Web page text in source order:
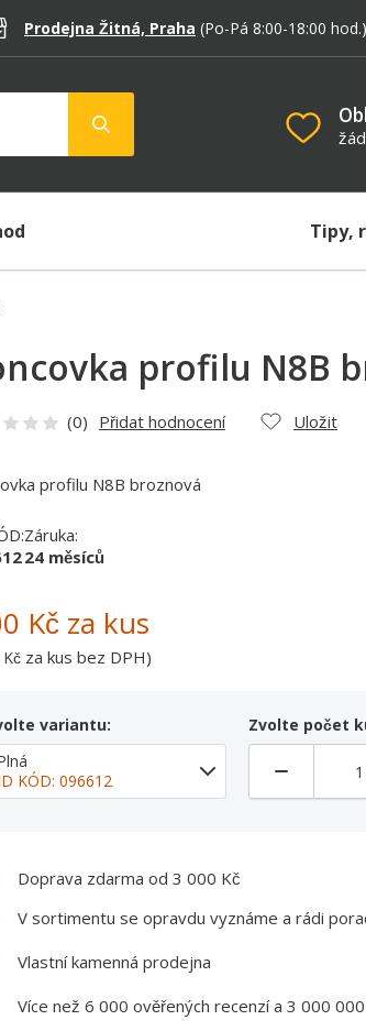
Prodejna Žitná, Praha (Po-Pá 8:00-18:00 hod.)
Tipy,
profilu N8B
(0) Přidat hodnocení Uložit
profilu N8B broznová
Záruka:
24 měsíců
Kč za kus
za kus bez DPH)
variantu:
KÓD: 096612
Zvolte počet
Doprava zdarma od 3 000 Kč
V sortimentu se opravdu vyznáme a rádi
Vlastní kamenná prodejna
Více než 6 000 ověřených recenzí a 3 000